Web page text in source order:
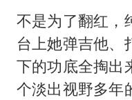
不是为了翻红，
台上她弹吉他、
下的功底全掏出
个淡出视野多年